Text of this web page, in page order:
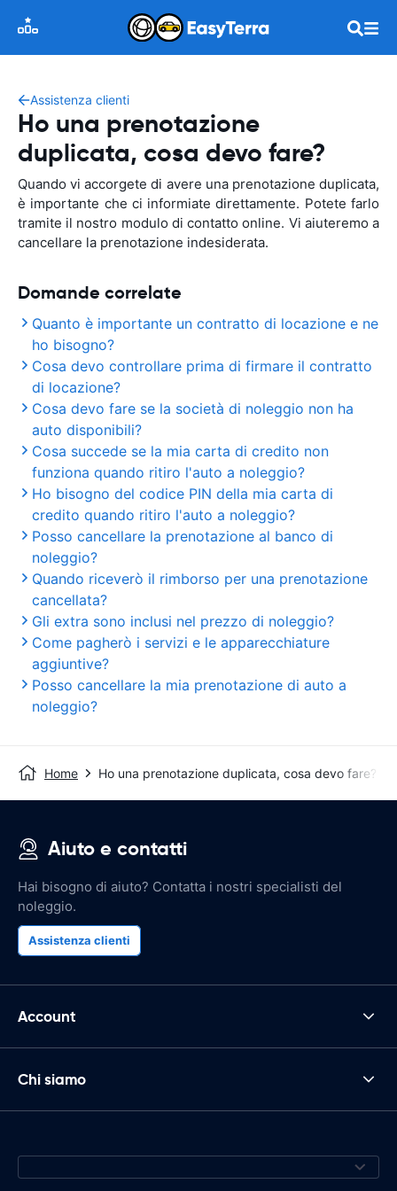
Assistenza clienti
Ho una prenotazione
duplicata, cosa devo fare?
Quando vi accorgete di avere una prenotazione duplicata,
è importante che ci informiate direttamente. Potete farlo
tramite il nostro modulo di contatto online. Vi aiuteremo a
cancellare la prenotazione indesiderata.
Domande correlate
Quanto è importante un contratto di locazione e ne
ho bisogno?
Cosa devo controllare prima di firmare il contratto
di locazione?
Cosa devo fare se la società di noleggio non ha
auto disponibili?
Cosa succede se la mia carta di credito non
funziona quando ritiro l'auto a noleggio?
Ho bisogno del codice PIN della mia carta di
credito quando ritiro l'auto a noleggio?
Posso cancellare la prenotazione al banco di
noleggio?
Quando riceverò il rimborso per una prenotazione
cancellata?
Gli extra sono inclusi nel prezzo di noleggio?
Come pagherò i servizi e le apparecchiature
aggiuntive?
Posso cancellare la mia prenotazione di auto a
noleggio?
Home Ho una prenotazione duplicata, cosa devo fare?
Aiuto e contatti
Hai bisogno di aiuto? Contatta i nostri specialisti del
noleggio.
Assistenza clienti
Account
Chi siamo